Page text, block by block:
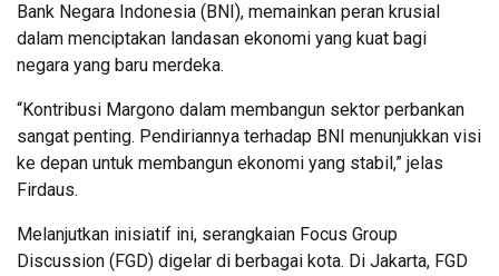
Bank Negara Indonesia (BNI), memainkan peran krusial
dalam menciptakan landasan ekonomi yang kuat bagi
negara yang baru merdeka.
“Kontribusi Margono dalam membangun sektor perbankan
sangat penting. Pendiriannya terhadap BNI menunjukkan visi
ke depan untuk membangun ekonomi yang stabil,” jelas
Firdaus.
Melanjutkan inisiatif ini, serangkaian Focus Group
Discussion (FGD) digelar di berbagai kota. Di Jakarta, FGD